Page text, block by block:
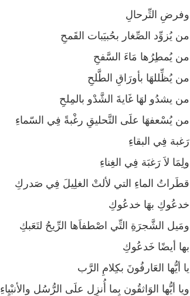
وفرضِ التِّرحالِ
من يُزوِّد الصِّغار بحُبيَبات القَمحِ
من يُمطِرُها مَاءَ السَّفحِ
من يُظِّللهَا بأورَاقِ الطَّلحِ
من يشدُو لهَا غَايةَ الشَّدْو بالمِلحِ
من يُسْعفهَا علَى التَّحليقِ رغْبةً فِي السّماءِ
رَغبة فِي البقاءِ
ولِمَا لاَ رَغبَة فِي الغِناءِ
قطَراتُ الماءِ التي لألتْ الغلِيلَ فِي صَدركِ
خدعُوكِ بهَا خدعُوكِ
ومَيل الشَّجرَةِ التِّي اصْطفاَها الرِّيحُ لتَعَبكِ
بها أيضًا خَدعُوكِ
يا أيُّها العَارفُونَ بكِلامِ الرَّب
ويا أيُّها الوَاثقُون بِما أُنزِل علَى الرُّسُل والأنبْيِاءِ